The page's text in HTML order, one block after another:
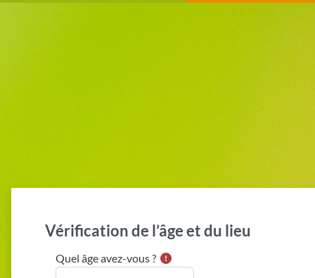
Passer au contenu principal
Vérification de l’âge et du lieu
Quel âge avez-vous ?